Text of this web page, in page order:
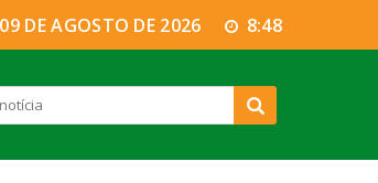
DE AGOSTO DE 2026 8:48